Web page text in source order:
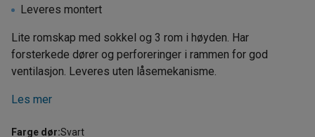
Leveres montert
Lite romskap med sokkel og 3 rom i høyden. Har
forsterkede dører og perforeringer i rammen for god
ventilasjon. Leveres uten låsemekanisme.
Les mer
Farge dør:Svart